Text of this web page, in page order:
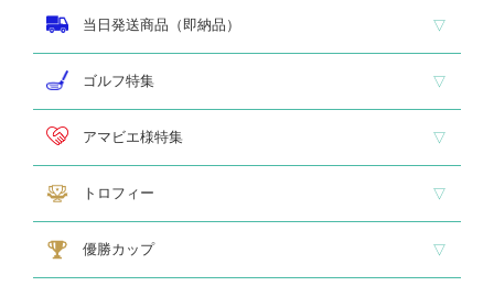
当日発送商品（即納品）
即納品 トロフィー
即納品 優勝カップ
即納品 クリスタル
即納品 特価品
ゴルフ特集
ホールインワン
ゴルフ専用カップ
ゴルフ専用ブロンズ
ゴルフ専用クリスタル
アマビエ様特集
アマビエ木札
アマビエボールチェーンキーホルダー
アマビエトロフィー
トロフィー
大型トロフィー
中型トロフィー１
中型トロフィー２
小型トロフィー
メダル交換式トロフィー
ペナント優勝カップ